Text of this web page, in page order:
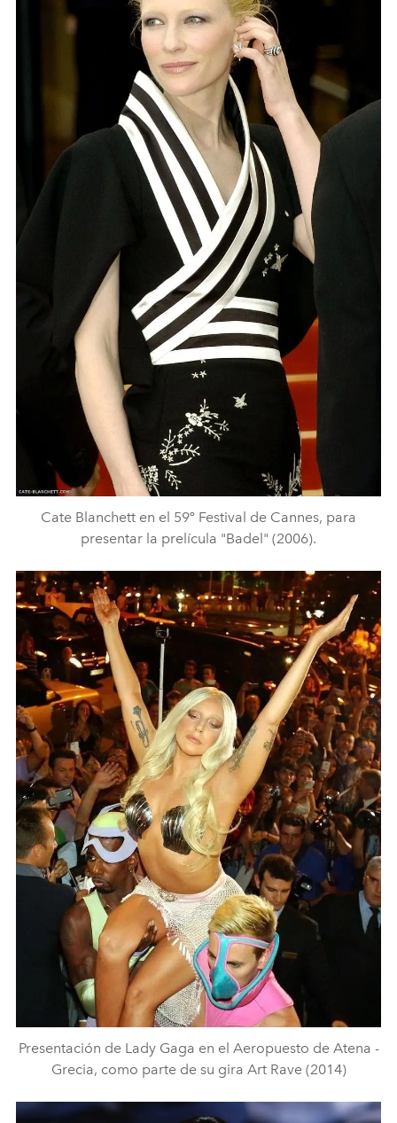
Cate Blanchett en el 59º Festival de Cannes, para
presentar la prelícula "Badel" (2006).
Presentación de Lady Gaga en el Aeropuesto de Atena -
Grecia, como parte de su gira Art Rave (2014)